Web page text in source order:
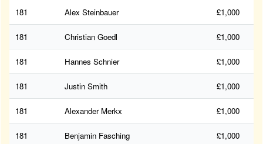
181 Alex Steinbauer £1,000
181 Christian Goedl £1,000
181 Hannes Schnier £1,000
181 Justin Smith £1,000
181 Alexander Merkx £1,000
181 Benjamin Fasching £1,000